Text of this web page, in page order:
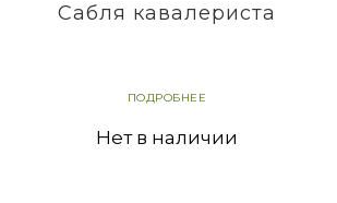
Сабля кавалериста
ПОДРОБНЕЕ
Нет в наличии